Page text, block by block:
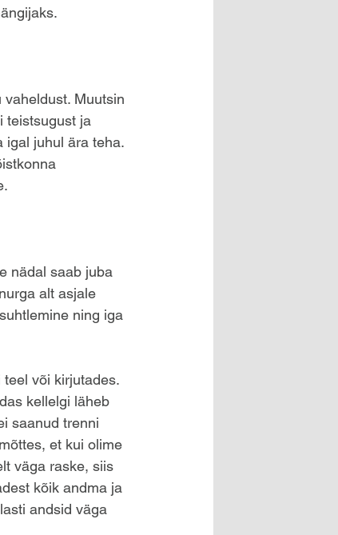
Muutsin
teistsugust ja
igal juhul ära teha.
nädal saab juba
alt asjale
ning iga
või kirjutades.
kellelgi läheb
saanud trenni
et kui olime
väga raske, siis
kõik andma ja
andsid väga